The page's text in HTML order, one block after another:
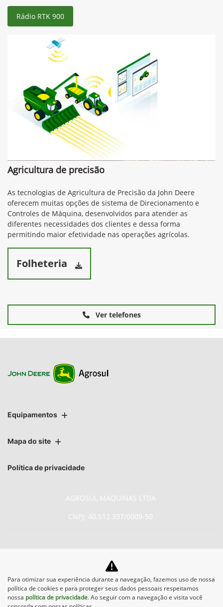
Rádio RTK 900
Agricultura de precisão
As tecnologias de Agricultura de Precisão da John Deere
oferecem muitas opções de sistema de Direcionamento e
Controles de Máquina, desenvolvidos para atender as
diferentes necessidades dos clientes e dessa forma
permitindo maior efetividade nas operações agrícolas.
Folheteria
Ver telefones
Equipamentos
Mapa do site
Política de privacidade
AGROSUL MAQUINAS LTDA
CNPJ: 40.512.337/0009-50
No trânsito, enxergar o outro
salva vidas.
Para otimizar sua experiência durante a navegação, fazemos uso de nossa
política de cookies e para proteger seus dados pessoais respeitamos
nossa política de privacidade. Ao seguir com a navegação e visita você